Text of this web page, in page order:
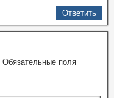
Ответить
Обязательные поля